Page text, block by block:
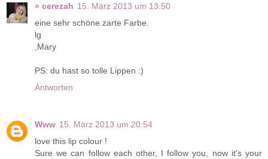
» cerezah 15. März 2013 um 13:50
eine sehr schöne zarte Farbe.
lg
,Mary
PS: du hast so tolle Lippen :)
Antworten
Www 15. März 2013 um 20:54
love this lip colour !
Sure we can follow each other, I follow you, now it's your